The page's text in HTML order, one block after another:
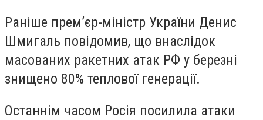
Раніше прем’єр-міністр України Денис
Шмигаль повідомив, що внаслідок
масованих ракетних атак РФ у березні
знищено 80% теплової генерації.
Останнім часом Росія посилила атаки